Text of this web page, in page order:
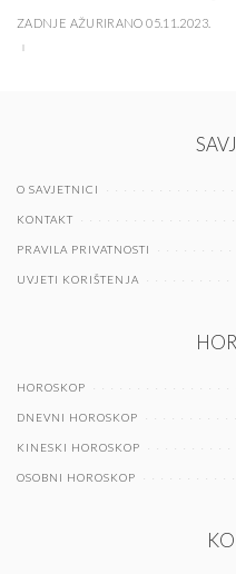
ZADNJE AŽURIRANO 05.11.2023.
O SAVJETNICI
KONTAKT
PRAVILA PRIVATNOSTI
UVJETI KORIŠTENJA
HOROSKOP
DNEVNI HOROSKOP
KINESKI HOROSKOP
OSOBNI HOROSKOP